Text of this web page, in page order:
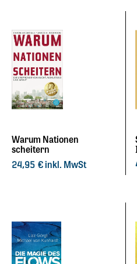
Warum Nationen
scheitern
24,95 € inkl. MwSt